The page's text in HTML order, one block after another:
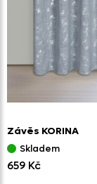
Závěs KORINA
Skladem
659 Kč